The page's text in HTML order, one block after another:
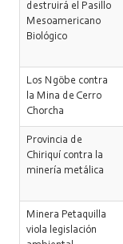
destruirá el Pasillo
Mesoamericano
Biológico
Los Ngöbe contra
la Mina de Cerro
Chorcha
Provincia de
Chiriquí contra la
minería metálica
Minera Petaquilla
viola legislación